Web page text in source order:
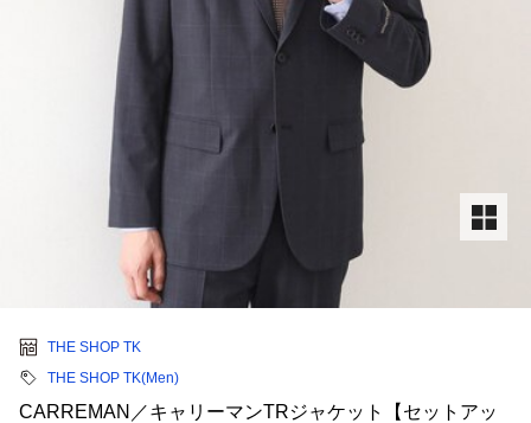
THE SHOP TK
THE SHOP TK(Men)
CARREMAN／キャリーマンTRジャケット【セットアッ